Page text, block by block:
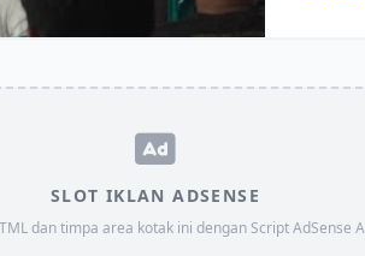
SLOT IKLAN ADSENSE
dan timpa area kotak ini dengan Script AdSense